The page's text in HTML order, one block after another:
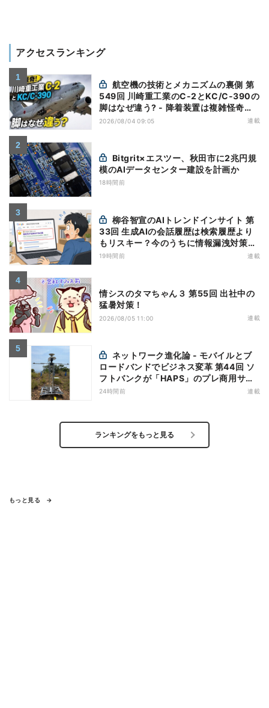
アクセスランキング
549回 川崎重工業のC-2とKC/C-390の
脚はなぜ違う? - 降着装置は複雑怪奇
(5)|軍用輸送機(10)
2026/08/04 09:05 連載
模のAIデータセンター建設を計画か
18時間前
33回 生成AIの会話履歴は検索履歴より
もリスキー？今のうちに情報漏洩対策を
万全にしておこう
19時間前 連載
情シスのタマちゃん３ 第55回 出社中の
猛暑対策！
2026/08/05 11:00 連載
ロードバンドでビジネス変革 第44回 ソ
フトバンクが「HAPS」のプレ商用サー
ビス開始を表明、本格的な商用展開のめ
24時間前 連載
ランキングをもっと見る
もっと見る